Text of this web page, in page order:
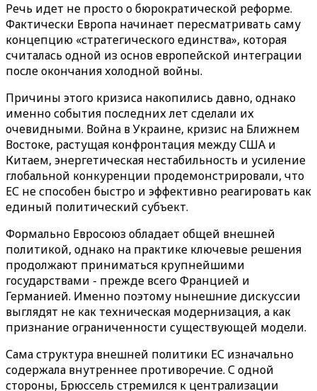
Речь идет не просто о бюрократической реформе.
Фактически Европа начинает пересматривать саму
концепцию «стратегического единства», которая
считалась одной из основ европейской интеграции
после окончания холодной войны.
Причины этого кризиса накопились давно, однако
именно события последних лет сделали их
очевидными. Война в Украине, кризис на Ближнем
Востоке, растущая конфронтация между США и
Китаем, энергетическая нестабильность и усиление
глобальной конкуренции продемонстрировали, что
ЕС не способен быстро и эффективно реагировать как
единый политический субъект.
Формально Евросоюз обладает общей внешней
политикой, однако на практике ключевые решения
продолжают приниматься крупнейшими
государствами - прежде всего Францией и
Германией. Именно поэтому нынешние дискуссии
выглядят не как техническая модернизация, а как
признание ограниченности существующей модели.
Сама структура внешней политики ЕС изначально
содержала внутреннее противоречие. С одной
стороны, Брюссель стремился к централизации